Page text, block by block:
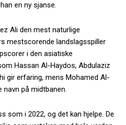
en ny sjanse.
Ali den mest naturlige
mestscorende landslagsspiller
i den asiatiske
Hassan Al-Haydos, Abdulaziz
gir erfaring, mens Mohamed Al-
navn på midtbanen.
som i 2022, og det kan hjelpe. De